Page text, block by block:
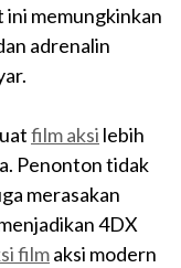
memungkinkan
adrenalin
film aksi lebih
Penonton tidak
merasakan
4DX
filmaksi modern